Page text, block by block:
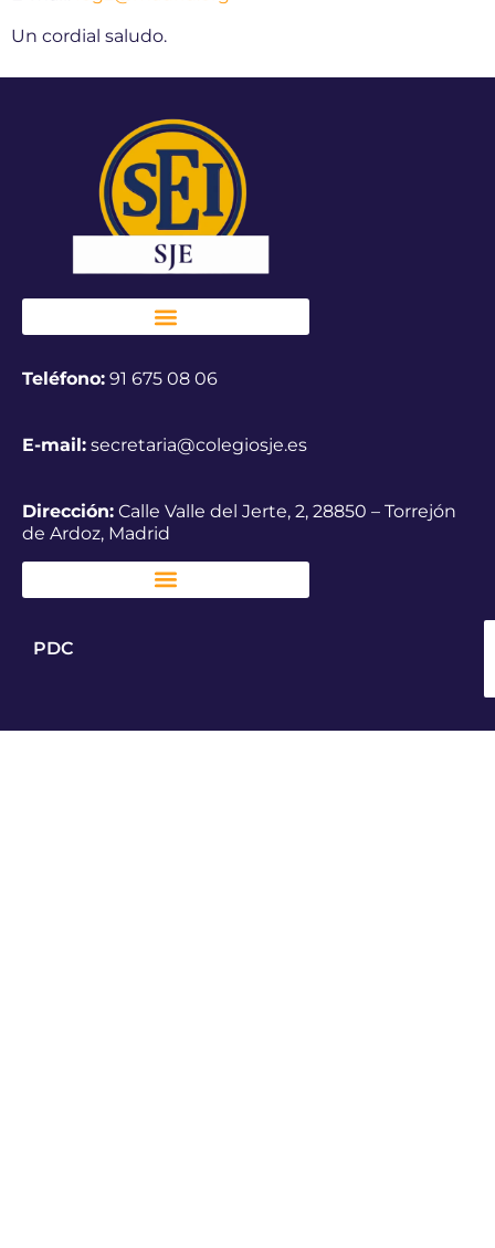
Un cordial saludo.
Teléfono: 91 675 08 06
E-mail: secretaria@colegiosje.es
Dirección: Calle Valle del Jerte, 2, 28850 – Torrejón
de Ardoz, Madrid
PDC